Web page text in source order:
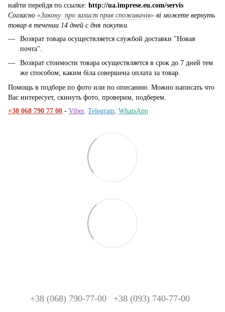
найти перейдя по ссылке: http://ua.imprese.eu.com/servis
Согласно «Закону про захист прав споживачів» ві можете вернуть
товар в течении 14 дней с дня покупки.
Возврат товара осуществляется службой доставки "Новая
почта".
Возврат стоимости товара осуществляется в срок до 7 дней тем
же способом, каким біла совершена оплата за товар.
Помощь в подборе по фото или по описанию. Можно написать что
Вас интересует, скинуть фото, проверим, подберем.
+38 068 790 77 00 - Viber, Telegram WhatsApp
+38 (068) 790-77-00 +38 (093) 740-77-00